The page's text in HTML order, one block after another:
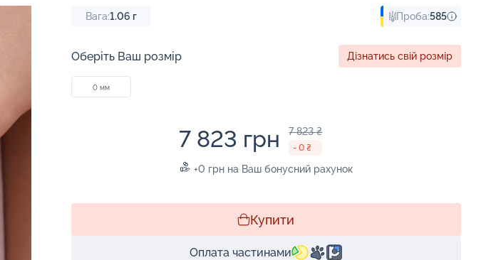
Вага:1.06 г Проба:585
Оберіть Ваш розмір Дізнатись свій розмір
0 мм
7 823 грн 7 823 ₴
- 0 ₴
+0 грн на Ваш бонусний рахунок
Купити
Оплата частинами